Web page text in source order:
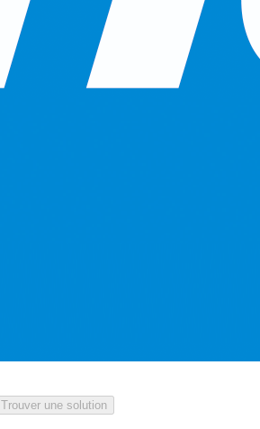
Trouver une solution